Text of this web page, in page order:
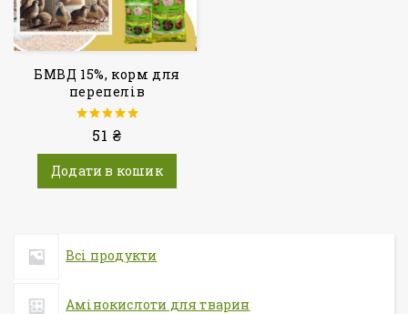
БМВД 15%, корм для
перепелів
5.00
з 5
51 ₴
Додати в кошик
Всі продукти
Амінокислоти для тварин